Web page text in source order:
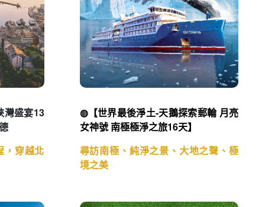
灣盛宴13
，穿越北
◍【世界最後淨土-天鵝探索郵輪 月亮
女神號 南極極淨之旅16天】
尋訪南極、純淨之景、大地之聲、極
境之美